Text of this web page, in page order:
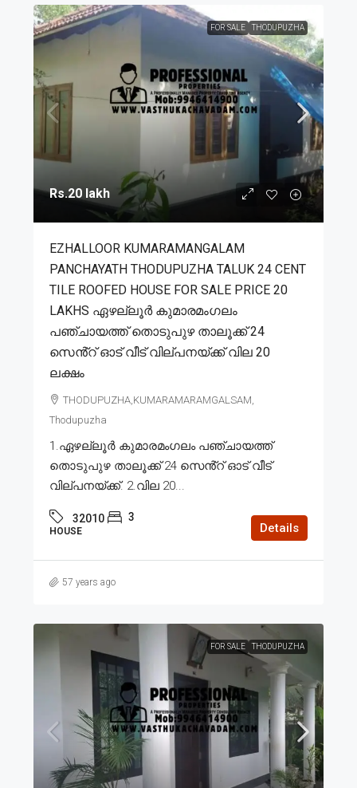
FOR SALE THODUPUZHA
Rs.20 lakh
EZHALLOOR KUMARAMANGALAM
PANCHAYATH THODUPUZHA TALUK 24 CENT
TILE ROOFED HOUSE FOR SALE PRICE 20
LAKHS ഏഴല്ലൂർ കുമാരമംഗലം
പഞ്ചായത്ത് തൊടുപുഴ താലൂക്ക് 24
സെൻ്റ് ഓട് വീട് വില്പനയ്ക്ക് വില 20
ലക്ഷം
THODUPUZHA,KUMARAMARAMGALSAM,
Thodupuzha
1.ഏഴല്ലൂർ കുമാരമംഗലം പഞ്ചായത്ത്
തൊടുപുഴ താലൂക്ക് 24 സെൻ്റ് ഓട് വീട്
വില്പനയ്ക്ക്. 2.വില 20...
32010 3
HOUSE Details
57 years ago
FOR SALE THODUPUZHA